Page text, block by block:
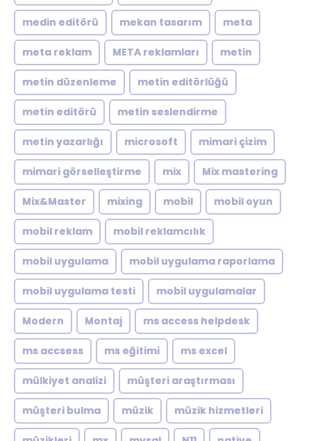
medin editörü mekan tasarım meta
meta reklam META reklamları metin
metin düzenleme metin editörlüğü
metin editörü metin seslendirme
metin yazarlığı microsoft mimari çizim
mimari görselleştirme mix Mix mastering
Mix&Master mixing mobil mobil oyun
mobil reklam mobil reklamcılık
mobil uygulama mobil uygulama raporlama
mobil uygulama testi mobil uygulamalar
Modern Montaj ms access helpdesk
ms accsess ms eğitimi ms excel
mülkiyet analizi müşteri araştırması
müşteri bulma müzik müzik hizmetleri